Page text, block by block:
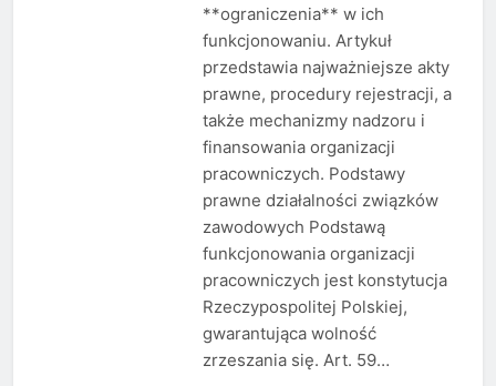
**ograniczenia** w ich
funkcjonowaniu. Artykuł
przedstawia najważniejsze akty
prawne, procedury rejestracji, a
także mechanizmy nadzoru i
finansowania organizacji
pracowniczych. Podstawy
prawne działalności związków
zawodowych Podstawą
funkcjonowania organizacji
pracowniczych jest konstytucja
Rzeczypospolitej Polskiej,
gwarantująca wolność
zrzeszania się. Art. 59…